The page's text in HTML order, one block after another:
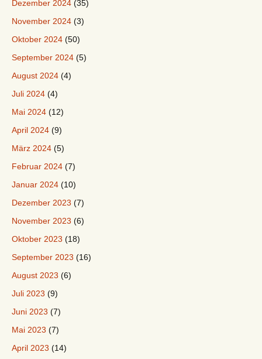
Dezember 2024 (35)
November 2024 (3)
Oktober 2024 (50)
September 2024 (5)
August 2024 (4)
Juli 2024 (4)
Mai 2024 (12)
April 2024 (9)
März 2024 (5)
Februar 2024 (7)
Januar 2024 (10)
Dezember 2023 (7)
November 2023 (6)
Oktober 2023 (18)
September 2023 (16)
August 2023 (6)
Juli 2023 (9)
Juni 2023 (7)
Mai 2023 (7)
April 2023 (14)